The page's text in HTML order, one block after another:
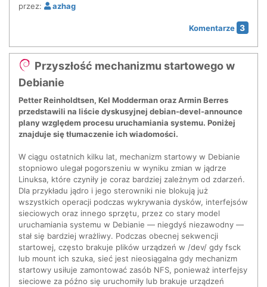
przez:
azhag
Komentarze 3
Przyszłość mechanizmu startowego w
Debianie
Petter Reinholdtsen, Kel Modderman oraz Armin Berres
przedstawili na liście dyskusyjnej debian-devel-announce
plany względem procesu uruchamiania systemu. Poniżej
znajduje się tłumaczenie ich wiadomości.
W ciągu ostatnich kilku lat, mechanizm startowy w Debianie
stopniowo ulegał pogorszeniu w wyniku zmian w jądrze
Linuksa, które czyniły je coraz bardziej zależnym od zdarzeń.
Dla przykładu jądro i jego sterowniki nie blokują już
wszystkich operacji podczas wykrywania dysków, interfejsów
sieciowych oraz innego sprzętu, przez co stary model
uruchamiania systemu w Debianie — niegdyś niezawodny —
stał się bardziej wrażliwy. Podczas obecnej sekwencji
startowej, często brakuje plików urządzeń w /dev/ gdy fsck
lub mount ich szuka, sieć jest nieosiągalna gdy mechanizm
startowy usiłuje zamontować zasób NFS, ponieważ interfejsy
sieciowe za późno się uruchomiły lub brakuje urządzeń